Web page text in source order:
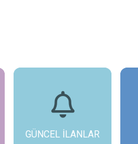
GÜNCEL İLANLAR